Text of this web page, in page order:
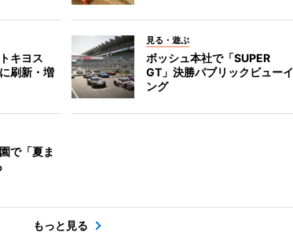
キヨス
刷新・増
見る・遊ぶ
ボッシュ本社で「SUPER
GT」決勝パブリックビューイ
ング
で「夏ま
もっと見る